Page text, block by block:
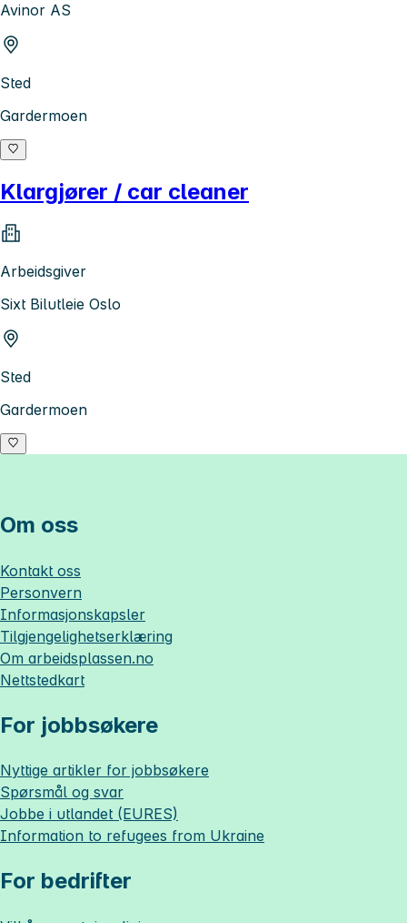
Avinor AS
Sted
Gardermoen
Klargjører / car cleaner
Arbeidsgiver
Sixt Bilutleie Oslo
Sted
Gardermoen
Om oss
Kontakt oss
Personvern
Informasjonskapsler
Tilgjengelighetserklæring
Om arbeidsplassen.no
Nettstedkart
For jobbsøkere
Nyttige artikler for jobbsøkere
Spørsmål og svar
Jobbe i utlandet (EURES)
Information to refugees from Ukraine
For bedrifter